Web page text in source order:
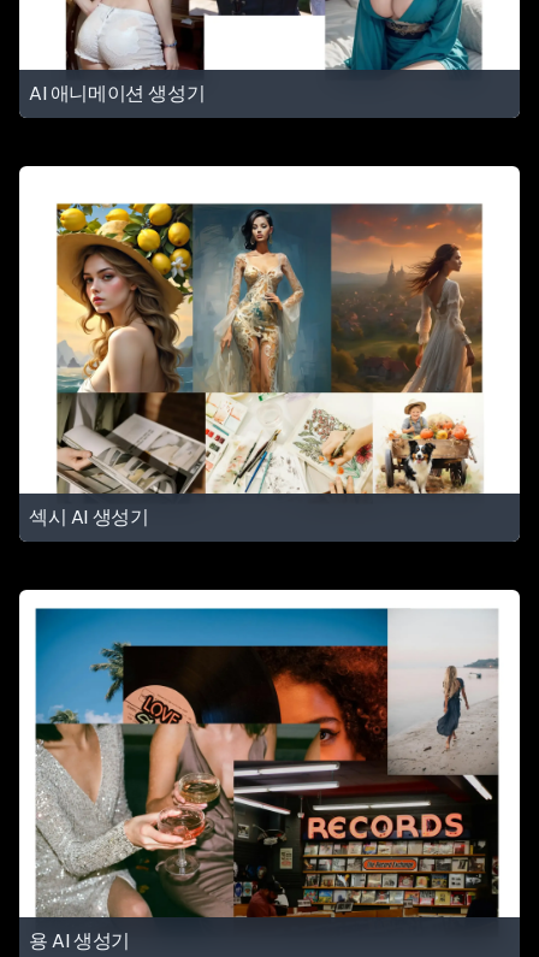
AI 애니메이션 생성기
섹시 AI 생성기
용 AI 생성기